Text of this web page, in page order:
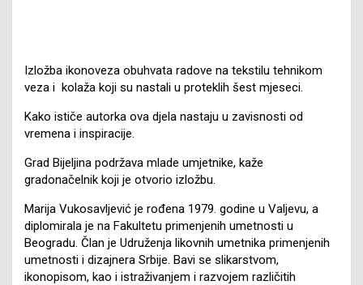
Izložba ikonoveza obuhvata radove na tekstilu tehnikom
veza i kolaža koji su nastali u proteklih šest mjeseci.
Kako ističe autorka ova djela nastaju u zavisnosti od
vremena i inspiracije.
Grad Bijeljina podržava mlade umjetnike, kaže
gradonačelnik koji je otvorio izložbu.
Marija Vukosavljević je rođena 1979. godine u Valjevu, a
diplomirala je na Fakultetu primenjenih umetnosti u
Beogradu. Član je Udruženja likovnih umetnika primenjenih
umetnosti i dizajnera Srbije. Bavi se slikarstvom,
ikonopisom, kao i istraživanjem i razvojem različitih